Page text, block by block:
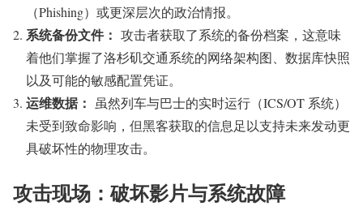
（Phishing）或更深层次的政治情报。
系统备份文件： 攻击者获取了系统的备份档案，这意味
着他们掌握了洛杉矶交通系统的网络架构图、数据库快照
以及可能的敏感配置凭证。
运维数据：
虽然列车与巴士的实时运行（ICS/OT 系统）
未受到致命影响，但黑客获取的信息足以支持未来发动更
具破坏性的物理攻击。
攻击现场：破坏影片与系统故障